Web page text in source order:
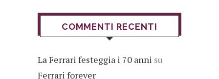
COMMENTI RECENTI
La Ferrari festeggia i 70 anni su
Ferrari forever